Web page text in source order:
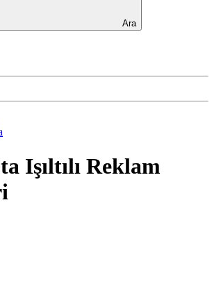
Ara
Işıltılı Reklam